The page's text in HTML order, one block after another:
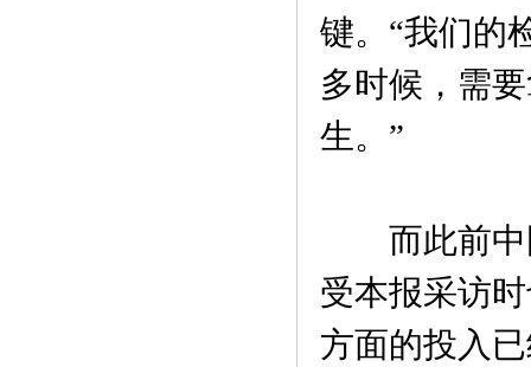
键。“我们的
多时候，需
生。”
而此前中
受本报采访
方面的投入